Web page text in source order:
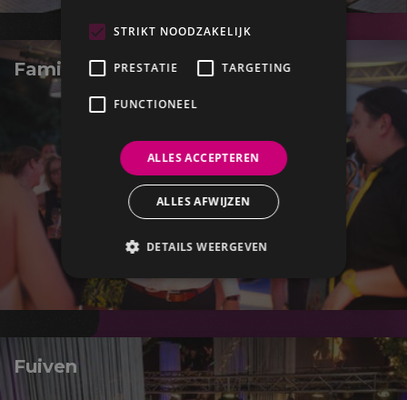
Familiefeest
Fuiven
STRIKT NOODZAKELIJK
PRESTATIE TARGETING
FUNCTIONEEL
ALLES ACCEPTEREN
ALLES AFWIJZEN
DETAILS WEERGEVEN